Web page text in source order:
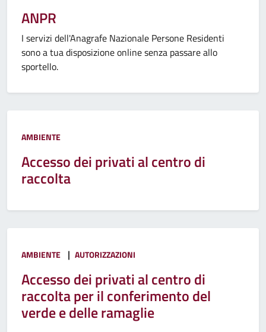
ANPR
I servizi dell'Anagrafe Nazionale Persone Residenti
sono a tua disposizione online senza passare allo
sportello.
AMBIENTE
Accesso dei privati al centro di
raccolta
AMBIENTE | AUTORIZZAZIONI
Accesso dei privati al centro di
raccolta per il conferimento del
verde e delle ramaglie